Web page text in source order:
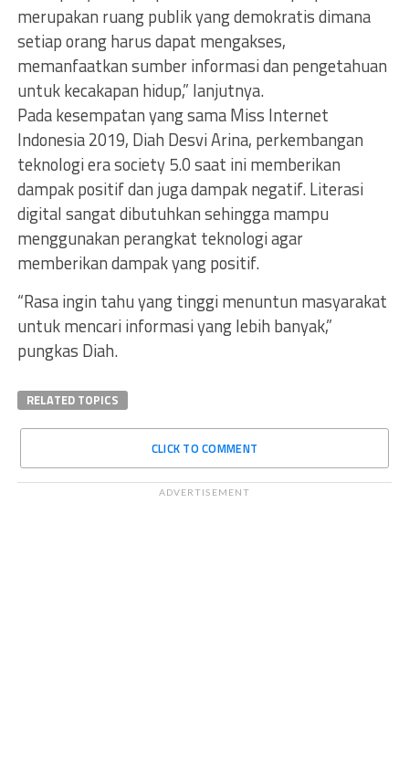
merupakan ruang publik yang demokratis dimana
setiap orang harus dapat mengakses,
memanfaatkan sumber informasi dan pengetahuan
untuk kecakapan hidup,” lanjutnya.
Pada kesempatan yang sama Miss Internet
Indonesia 2019, Diah Desvi Arina, perkembangan
teknologi era society 5.0 saat ini memberikan
dampak positif dan juga dampak negatif. Literasi
digital sangat dibutuhkan sehingga mampu
menggunakan perangkat teknologi agar
memberikan dampak yang positif.
“Rasa ingin tahu yang tinggi menuntun masyarakat
untuk mencari informasi yang lebih banyak,”
pungkas Diah.
RELATED TOPICS
CLICK TO COMMENT
ADVERTISEMENT